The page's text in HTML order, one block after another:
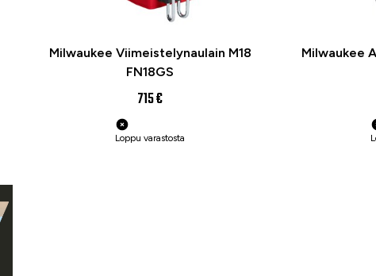
Milwaukee Viimeistelynaulain M18
FN18GS
715 €
Loppu varastosta
Milwaukee